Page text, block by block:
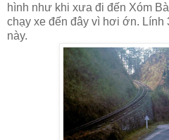
hình như khi xưa đi đến Xóm
chạy xe đến đây vì hơi ớn. Lính
này.